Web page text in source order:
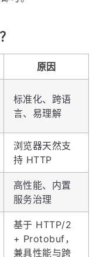
Gateway、
力内置在框架中，
可。
原因
标准化、跨语
言、易理解
浏览器天然支
持 HTTP
高性能、内置